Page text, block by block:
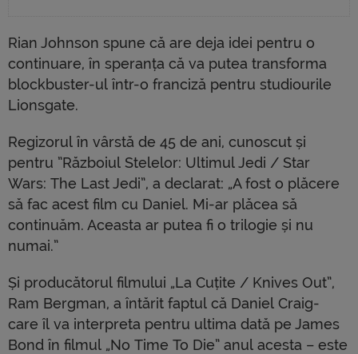
Rian Johnson spune că are deja idei pentru o
continuare, în speranța că va putea transforma
blockbuster-ul într-o franciză pentru studiourile
Lionsgate.
Regizorul în vârstă de 45 de ani, cunoscut și
pentru ”Războiul Stelelor: Ultimul Jedi / Star
Wars: The Last Jedi”, a declarat: „A fost o plăcere
să fac acest film cu Daniel. Mi-ar plăcea să
continuăm. Aceasta ar putea fi o trilogie și nu
numai.”
Și producătorul filmului „La Cuțite / Knives Out”,
Ram Bergman, a întărit faptul că Daniel Craig-
care îl va interpreta pentru ultima dată pe James
Bond în filmul „No Time To Die” anul acesta – este